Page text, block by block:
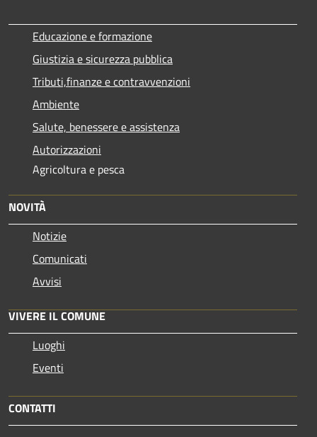
Educazione e formazione
Giustizia e sicurezza pubblica
Tributi,finanze e contravvenzioni
Ambiente
Salute, benessere e assistenza
Autorizzazioni
Agricoltura e pesca
NOVITÀ
Notizie
Comunicati
Avvisi
VIVERE IL COMUNE
Luoghi
Eventi
CONTATTI